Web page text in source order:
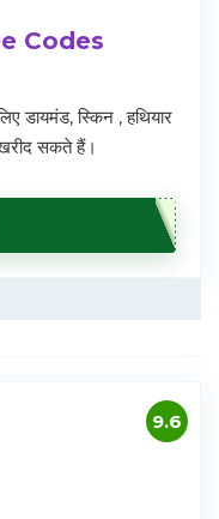
Codes
डायमंड, स्किन , हथियार
सकते हैं।
9.6